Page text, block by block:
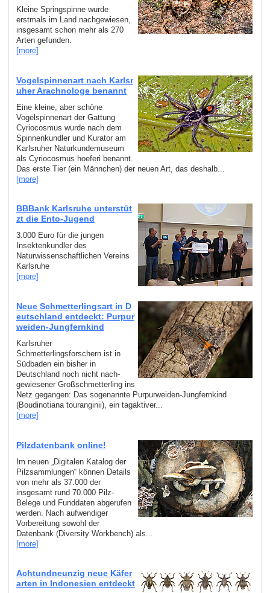
Kleine Springspinne wurde
erstmals im Land nachgewiesen,
insgesamt schon mehr als 270
Arten gefunden.
[more]
Vogelspinnenart nach Karlsr
uher Arachnologe benannt
Eine kleine, aber schöne
Vogelspinnenart der Gattung
Cyriocosmus wurde nach dem
Spinnenkundler und Kurator am
Karlsruher Naturkundemuseum
als Cyriocosmus hoeferi benannt.
Das erste Tier (ein Männchen) der neuen Art, das deshalb...
[more]
BBBank Karlsruhe unterstüt
zt die Ento-Jugend
3.000 Euro für die jungen
Insektenkundler des
Naturwissenschaftlichen Vereins
Karlsruhe
[more]
Neue Schmetterlingsart in D
eutschland entdeckt: Purpur
weiden-Jungfernkind
Karlsruher
Schmetterlingsforschern ist in
Südbaden ein bisher in
Deutschland noch nicht nach­
gewiesener Großschmetterling ins
Netz gegangen: Das sogenannte Purpurweiden-Jungfernkind
(Boudinotiana touranginii), ein tagaktiver...
[more]
Pilzdatenbank online!
Im neuen „Digitalen Katalog der
Pilzsammlungen“ können Details
von mehr als 37.000 der
insgesamt rund 70.000 Pilz-
Belege und Funddaten abgerufen
werden. Nach aufwendiger
Vorbereitung sowohl der
Datenbank (Diversity Workbench) als...
[more]
Achtundneunzig neue Käfer
arten in Indonesien entdeckt